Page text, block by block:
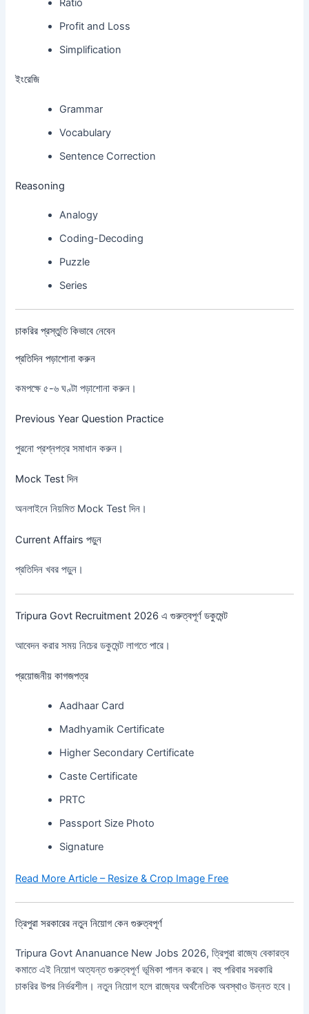
Ratio
Profit and Loss
Simplification
ইংরেজি
Grammar
Vocabulary
Sentence Correction
Reasoning
Analogy
Coding-Decoding
Puzzle
Series
চাকরির প্রস্তুতি কিভাবে নেবেন
প্রতিদিন পড়াশোনা করুন
কমপক্ষে ৫-৬ ঘণ্টা পড়াশোনা করুন।
Previous Year Question Practice
পুরনো প্রশ্নপত্র সমাধান করুন।
Mock Test দিন
অনলাইনে নিয়মিত Mock Test দিন।
Current Affairs পড়ুন
প্রতিদিন খবর পড়ুন।
Tripura Govt Recruitment 2026 এ গুরুত্বপূর্ণ ডকুমেন্ট
আবেদন করার সময় নিচের ডকুমেন্ট লাগতে পারে।
প্রয়োজনীয় কাগজপত্র
Aadhaar Card
Madhyamik Certificate
Higher Secondary Certificate
Caste Certificate
PRTC
Passport Size Photo
Signature
Read More Article – Resize & Crop Image Free
ত্রিপুরা সরকারের নতুন নিয়োগ কেন গুরুত্বপূর্ণ
Tripura Govt Ananuance New Jobs 2026, ত্রিপুরা রাজ্যে বেকারত্ব
কমাতে এই নিয়োগ অত্যন্ত গুরুত্বপূর্ণ ভূমিকা পালন করবে। বহু পরিবার সরকারি
চাকরির উপর নির্ভরশীল। নতুন নিয়োগ হলে রাজ্যের অর্থনৈতিক অবস্থাও উন্নত হবে।